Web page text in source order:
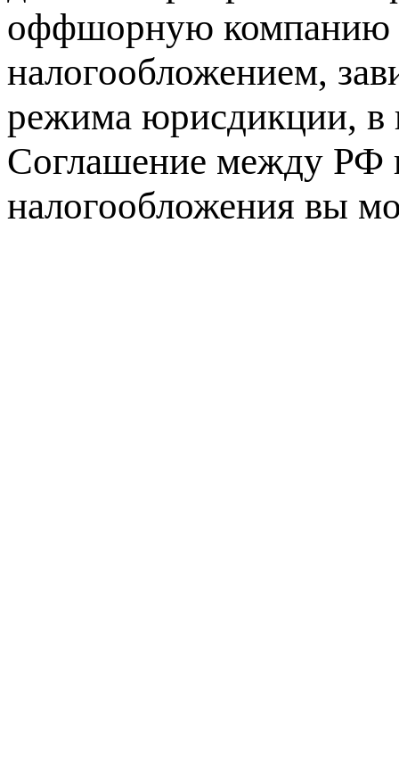
оффшорную компанию
налогообложением,
режима юрисдикции, в
Соглашение между РФ
налогообложения вы